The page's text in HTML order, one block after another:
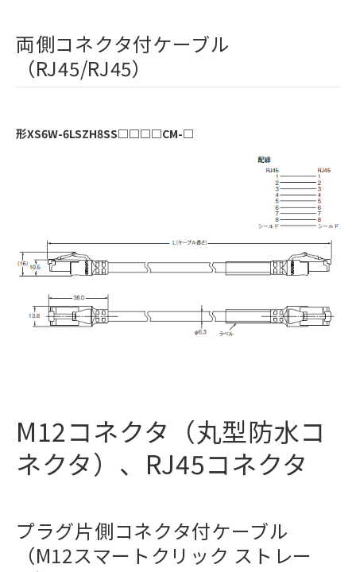
両側コネクタ付ケーブル
（RJ45/RJ45）
形XS6W-6LSZH8SS□□□□CM-□
M12コネクタ（丸型防水コ
ネクタ）、RJ45コネクタ
プラグ片側コネクタ付ケーブル
（M12スマートクリック ストレー